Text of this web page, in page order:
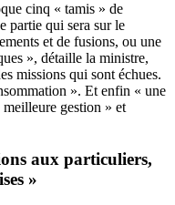
cinq « tamis » de
partie qui sera sur le
et de fusions, ou une
», détaille la ministre,
missions qui sont échues.
». Et enfin « une
gestion » et
aux particuliers,
»